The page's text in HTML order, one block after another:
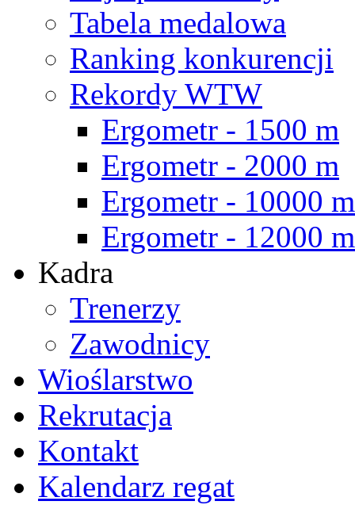
Tabela medalowa
Ranking konkurencji
Rekordy WTW
Ergometr - 1500 m
Ergometr - 2000 m
Ergometr - 10000 m
Ergometr - 12000 m
Kadra
Trenerzy
Zawodnicy
Wioślarstwo
Rekrutacja
Kontakt
Kalendarz regat